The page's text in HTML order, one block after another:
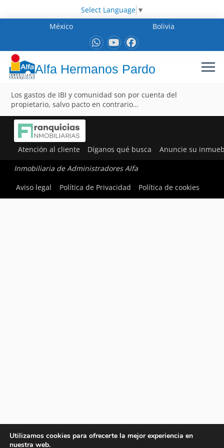
Select Language ▼
México
Bolivia
Alfa Hermanos Pardo
Los gastos de IBI y comunidad son por cuenta del
propietario, salvo pacto en contrario…
Atención al cliente Díganos qué busca Anuncie su
Inmobiliaria de Administradores Alfa
Aviso legal
Política de Privacidad Política de cookies
Utilizamos cookies para ofrecerte la mejor experiencia en
nuestra web.